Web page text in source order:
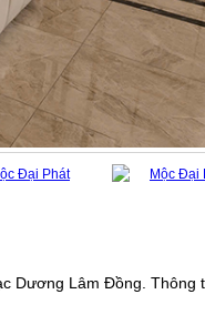
Dương Lâm Đồng. Thông